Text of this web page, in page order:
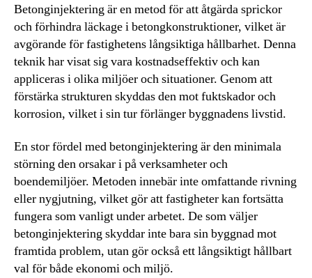
Betonginjektering är en metod för att åtgärda sprickor
och förhindra läckage i betongkonstruktioner, vilket är
avgörande för fastighetens långsiktiga hållbarhet. Denna
teknik har visat sig vara kostnadseffektiv och kan
appliceras i olika miljöer och situationer. Genom att
förstärka strukturen skyddas den mot fuktskador och
korrosion, vilket i sin tur förlänger byggnadens livstid.
En stor fördel med betonginjektering är den minimala
störning den orsakar i på verksamheter och
boendemiljöer. Metoden innebär inte omfattande rivning
eller nygjutning, vilket gör att fastigheter kan fortsätta
fungera som vanligt under arbetet. De som väljer
betonginjektering skyddar inte bara sin byggnad mot
framtida problem, utan gör också ett långsiktigt hållbart
val för både ekonomi och miljö.